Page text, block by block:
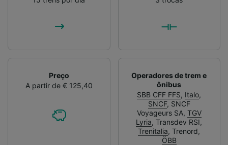
Preço
A partir de € 125,40
Operadores de trem e
ônibus
SBB CFF FFS, Italo,
SNCF, SNCF
Voyageurs SA, TGV
Lyria,Transdev RSI,
Trenitalia,Trenord,
ÖBB